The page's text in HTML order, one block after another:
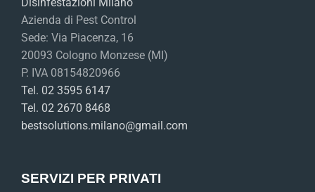
Azienda di Pest Control
Sede: Via Piacenza, 16
20093 Cologno Monzese (MI)
P. IVA 08154820966
Tel. 02 3595 6147
Tel. 02 2670 8468
bestsolutions.milano@gmail.com
SERVIZI PER PRIVATI